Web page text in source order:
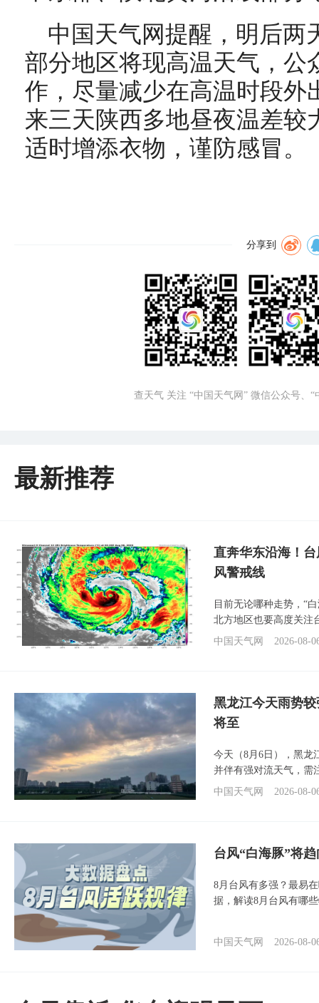
中国天气网提醒，明后两
部分地区将现高温天气，公
作，尽量减少在高温时段外
来三天陕西多地昼夜温差较
适时增添衣物，谨防感冒。
分享到
查天气 关注 “中国天气网” 微信公众号、
最新推荐
直奔华东沿海！
风警戒线
目前无论哪种走势，“
北方地区也要高度关注
中国天气网
2026-08-
黑龙江今天雨势
将至
今天（8月6日），黑龙
并伴有强对流天气，需
中国天气网
2026-08-
台风“白海豚”将
8月台风有多强？最易
据，解读8月台风有哪
中国天气网 2026-08-